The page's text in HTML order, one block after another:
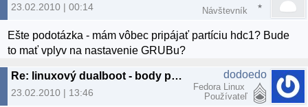
23.02.2010 | 00:14 Návštevník
Ešte podotázka - mám vôbec pripájať partíciu hdc1? Bude
to mať vplyv na nastavenie GRUBu?
Re: linuxový dualboot - body pripojenia
23.02.2010 | 13:46
dodoedo
Fedora Linux
Používateľ